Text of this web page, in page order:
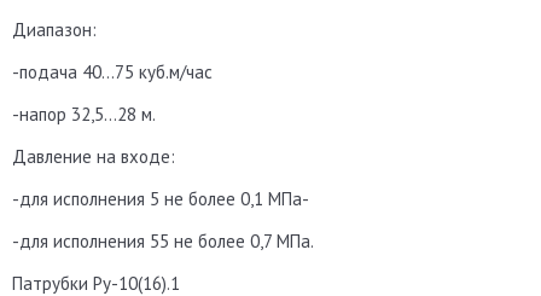
Диапазон:
-подача 40...75 куб.м/час
-напор 32,5...28 м.
Давление на входе:
-для исполнения 5 не более 0,1 МПа-
-для исполнения 55 не более 0,7 МПа.
Патрубки Ру-10(16).1